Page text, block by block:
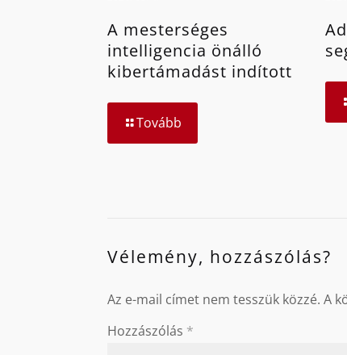
A mesterséges
intelligencia önálló
kibertámadást indított
Tovább
Vélemény, hozzászólás?
Az e-mail címet nem tesszük közzé. A
Hozzászólás *